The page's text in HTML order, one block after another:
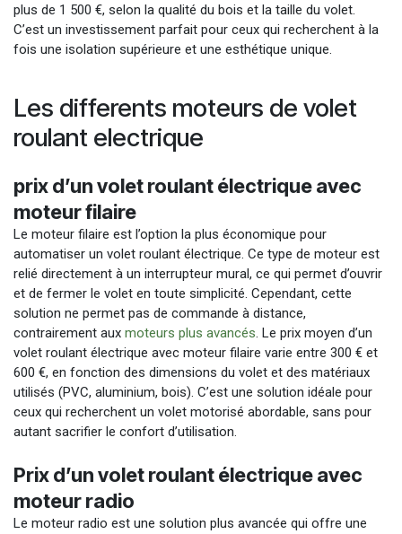
plus de 1 500 €, selon la qualité du bois et la taille du volet.
C’est un investissement parfait pour ceux qui recherchent à la
fois une isolation supérieure et une esthétique unique.
Les differents moteurs de volet
roulant electrique
prix d’un volet roulant électrique avec
moteur filaire
Le moteur filaire est l’option la plus économique pour
automatiser un volet roulant électrique. Ce type de moteur est
relié directement à un interrupteur mural, ce qui permet d’ouvrir
et de fermer le volet en toute simplicité. Cependant, cette
solution ne permet pas de commande à distance,
contrairement aux moteurs plus avancés. Le prix moyen d’un
volet roulant électrique avec moteur filaire varie entre 300 € et
600 €, en fonction des dimensions du volet et des matériaux
utilisés (PVC, aluminium, bois). C’est une solution idéale pour
ceux qui recherchent un volet motorisé abordable, sans pour
autant sacrifier le confort d’utilisation.
Prix d’un volet roulant électrique avec
moteur radio
Le moteur radio est une solution plus avancée qui offre une